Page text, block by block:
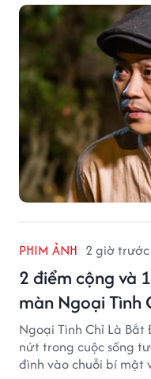
PHIM ẢNH 2 giờ trước
2 điểm cộng và
màn Ngoại Tình
Ngoại Tình Chỉ Là
nứt trong cuộc sống
đình vào chuỗi bí mật